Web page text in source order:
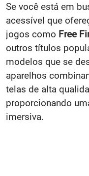
Se você está em
acessível que
jogos como Free
outros títulos
modelos que se
aparelhos
telas de alta
proporcionando
imersiva.